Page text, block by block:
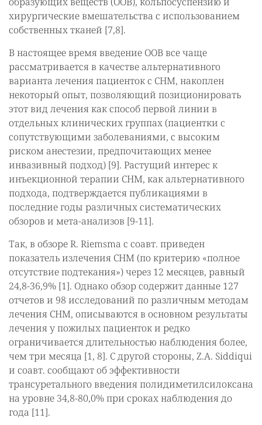
хирургические вмешательства с использованием
собственных тканей [7,8].
В настоящее время введение ООВ все чаще
рассматривается в качестве альтернативного
варианта лечения пациенток с СНМ, накоплен
некоторый опыт, позволяющий позиционировать
этот вид лечения как способ первой линии в
отдельных клинических группах (пациентки с
сопутствующими заболеваниями, с высоким
риском анестезии, предпочитающих менее
инвазивный подход) [9]. Растущий интерес к
инъекционной терапии СНМ, как альтернативного
подхода, подтверждается публикациями в
последние годы различных систематических
обзоров и мета-анализов [9-11].
Так, в обзоре R. Riemsma с соавт. приведен
показатель излечения СНМ (по критерию «полное
отсутствие подтекания») через 12 месяцев, равный
24,8-36,9% [1]. Однако обзор содержит данные 127
отчетов и 98 исследований по различным методам
лечения СНМ, описываются в основном результаты
лечения у пожилых пациенток и редко
ограничивается длительностью наблюдения более,
чем три месяца [1, 8]. С другой стороны, Z.A. Siddiqui
и соавт. сообщают об эффективности
трансуретального введения полидиметилсилоксана
на уровне 34,8-80,0% при сроках наблюдения до
года [11].